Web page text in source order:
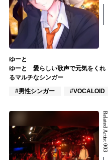
ゆーと
ゆーと 愛らしい歌声で元気をくれ
るマルチなシンガー
#男性シンガー
#VOCALOID
Related Artist 003